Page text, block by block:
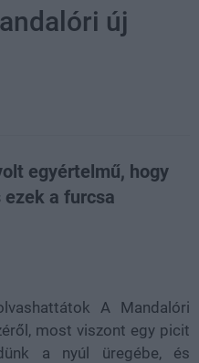
új
egyértelmű, hogy
a furcsa
A Mandalóri
most viszont egy picit
a nyúl üregébe, és